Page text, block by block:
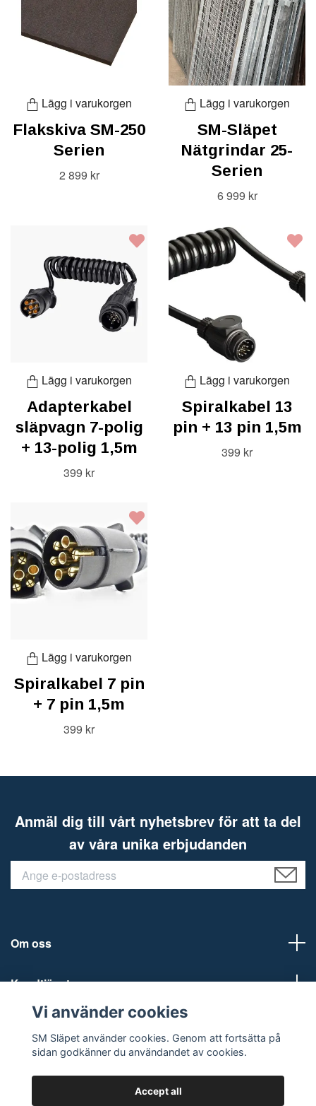
Lägg i varukorgen
Flakskiva SM-250
Serien
2 899 kr
Lägg i varukorgen
SM-Släpet
Nätgrindar 25-
Serien
6 999 kr
Lägg i varukorgen
Adapterkabel
släpvagn 7-polig
+ 13-polig 1,5m
399 kr
Lägg i varukorgen
Spiralkabel 13
pin + 13 pin 1,5m
399 kr
Lägg i varukorgen
Spiralkabel 7 pin
+ 7 pin 1,5m
399 kr
Anmäl dig till vårt nyhetsbrev för att ta del
av våra unika erbjudanden
Om oss
Kundtjänst
Social Media
Vi använder cookies
SM Släpet använder cookies. Genom att fortsätta på
sidan godkänner du användandet av cookies.
Accept all